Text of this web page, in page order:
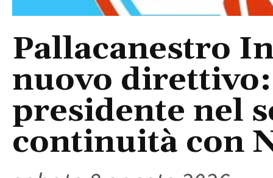
Pallacanestro
nuovo
presidente nel
continuità con